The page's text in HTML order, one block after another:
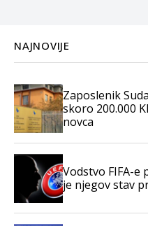
NAJNOVIJE
Zaposlenik
skoro 200.000
novca
Vodstvo FIFA-e
je njegov stav